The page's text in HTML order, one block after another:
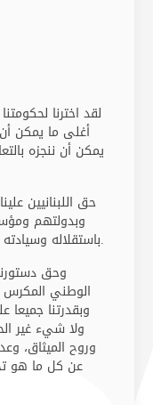
لقد اخترنا
أغلى ما يمكن
يمكن أن ننجزه
حق اللبنانيين
وبدولتهم
باستقلاله وسيادته وبسط سلطة دولته على كامل أراضيه.
وحق
الوطني المكرس
وبقدرتنا جميعا
ولا شيء غير
وروح الميثاق،
عن كل ما هو